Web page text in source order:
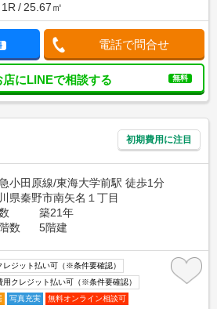
1R 25.67㎡
電話で問合せ
店にLINEで相談する 無料
初期費用に注目
小田原線/東海大学前駅 徒歩1分
県秦野市南矢名１丁目
築21年
数
5階建
レジット払い可（※条件要確認）
用クレジット払い可（※条件要確認）
写真充実 無料オンライン相談可